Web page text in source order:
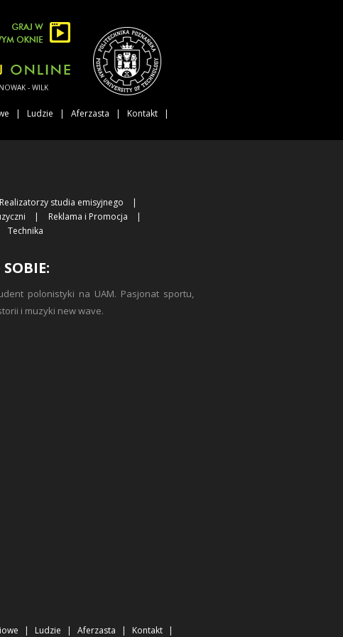
- WILK
Ludzie Aferzasta
Kontakt
Realizatorzy studia emisyjnego
Reklama i Promocja
Technika
SOBIE:
polonistyki na UAM. Pasjonat sportu,
i muzyki new wave.
Ludzie Aferzasta Kontakt